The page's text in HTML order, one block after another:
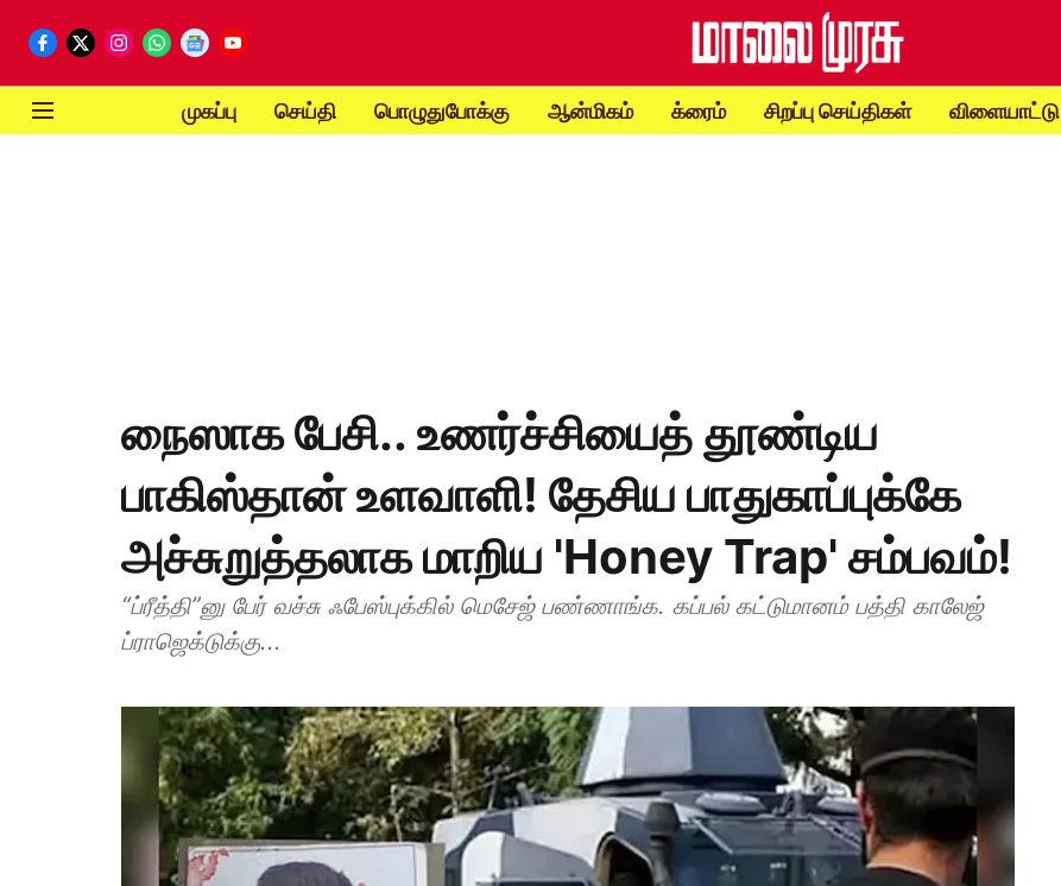
முகப்பு செய்தி பொழுதுபோக்கு ஆன்மிகம் க்ரைம் சிறப்பு செய்திகள் விளையாட்டு
நைஸாக பேசி.. உணர்ச்சியைத் தூண்டிய
பாகிஸ்தான் உளவாளி! தேசிய பாதுகாப்புக்கே
அச்சுறுத்தலாக மாறிய 'Honey Trap' சம்பவம்!
“ப்ரீத்தி”னு பேர் வச்சு ஃபேஸ்புக்கில் மெசேஜ் பண்ணாங்க. கப்பல் கட்டுமானம் பத்தி காலேஜ்
ப்ராஜெக்டுக்கு...